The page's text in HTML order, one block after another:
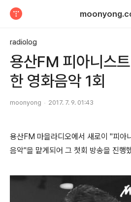
radiolog
용산FM 피아니스
한 영화음악 1회
moonyong 2017. 7. 9. 01:43
용산FM 마을라디오에서 새로이 "피아
음악"을 맡게되어 그 첫회 방송을 진행